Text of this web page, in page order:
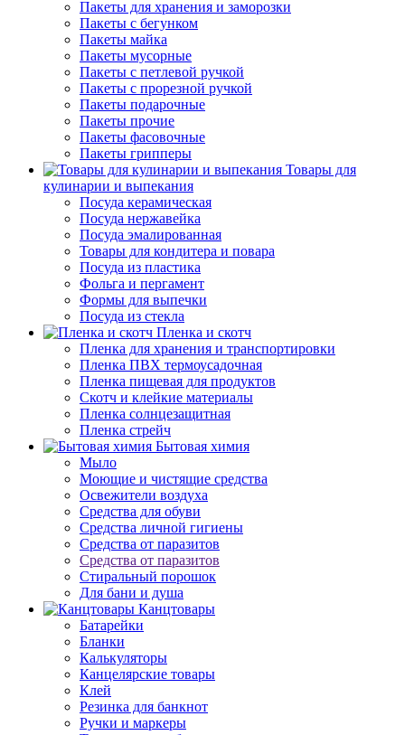
Пакеты для хранения и заморозки
Пакеты с бегунком
Пакеты майка
Пакеты мусорные
Пакеты с петлевой ручкой
Пакеты с прорезной ручкой
Пакеты подарочные
Пакеты прочие
Пакеты фасовочные
Пакеты грипперы
Товары для
кулинарии и выпекания
Посуда керамическая
Посуда нержавейка
Посуда эмалированная
Товары для кондитера и повара
Посуда из пластика
Фольга и пергамент
Формы для выпечки
Посуда из стекла
Пленка и скотч
Пленка для хранения и транспортировки
Пленка ПВХ термоусадочная
Пленка пищевая для продуктов
Скотч и клейкие материалы
Пленка солнцезащитная
Пленка стрейч
Бытовая химия
Мыло
Моющие и чистящие средства
Освежители воздуха
Средства для обуви
Средства личной гигиены
Средства от паразитов
Средства от паразитов
Стиральный порошок
Для бани и душа
Канцтовары
Батарейки
Бланки
Калькуляторы
Канцелярские товары
Клей
Резинка для банкнот
Ручки и маркеры